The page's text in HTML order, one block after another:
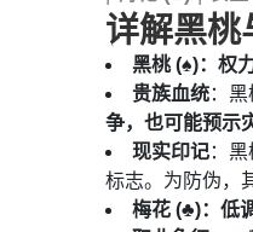
详解黑桃
黑桃 (♠️)：权
贵族血统：
争，也可能预示
现实印记：
标志。为防伪，
梅花 (♣️)：低